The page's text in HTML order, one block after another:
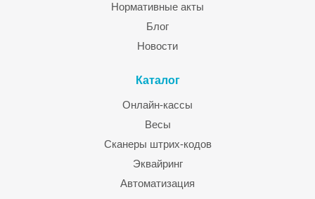
Нормативные акты
Блог
Новости
Каталог
Онлайн-кассы
Весы
Сканеры штрих-кодов
Эквайринг
Автоматизация